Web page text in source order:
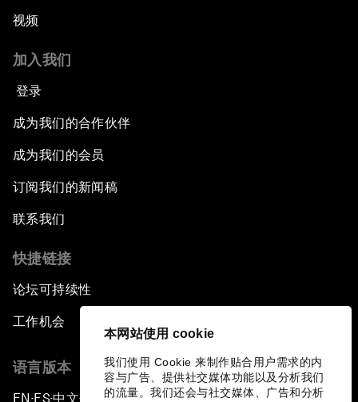
本网站使用 cookie
我们使用 Cookie 来制作贴合用户需求的内
容与广告、提供社交媒体功能以及分析我们
的流量。我们还会与社交媒体、广告和分析
视频
加入我们
登录
成为我们的合作伙伴
成为我们的会员
订阅我们的新闻稿
联系我们
快捷链接
论坛可持续性
工作机会
语言版本
EN ▪ES▪中文▪ 日本語